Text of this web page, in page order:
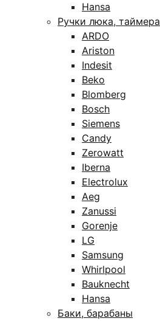
Hansa
Ручки люка, таймера
ARDO
Ariston
Indesit
Beko
Blomberg
Bosch
Siemens
Candy
Zerowatt
Iberna
Electrolux
Aeg
Zanussi
Gorenje
LG
Samsung
Whirlpool
Bauknecht
Hansa
Баки, барабаны